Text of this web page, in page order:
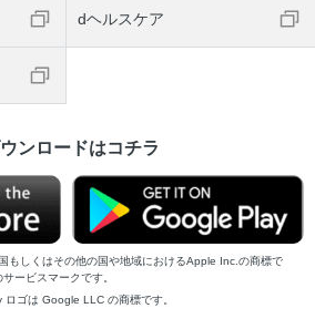
dヘルスケア
ンロードはコチラ
もしくはその他の国や地域におけるApple Inc.の商標で
ービスマークです。
ゴは Google LLC の商標です。